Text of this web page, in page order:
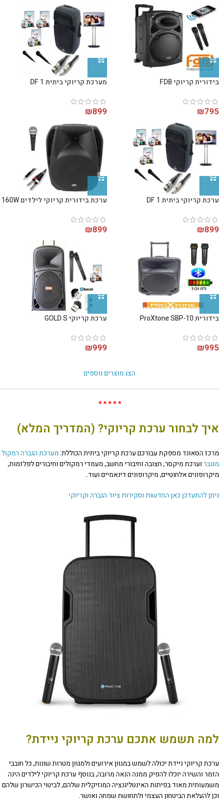
בידורית קריוקי FDB
₪795
מערכת קריוקי ביתית DF 1
₪899
ערכת קריוקי ביתית DF 1
₪899
ערכת בידורית קריוקי לילדים 160W
₪899
בידורית ProXtone SBP-10
₪995
ערכת קריוקי GOLD S
₪999
הצג מוצרים נוספים
* * * * *
איך לבחור ערכת קריוקי? (המדריך המלא)
מרכז הסאונד מספקת עבורכם ערכת קריוקי ביתית הכוללת:מערכת הגברהרמקול
מוגברוערכת מיקסר, חצובה וחיבורי מחשב, מעמדי רמקולים וחיבורים לפלזמות,
מיקרופונים אלחוטיים, מיקרופונים דינאמיים ועוד..
ניתן להתעדכן כאן החדשות וסקירות ציוד הגברה וקריוקי
למה תשמש אתכם ערכת קריוקי ניידת?
ערכת קריוקי ניידת יכולה לשמש במגוון אירועים ולמגוון מטרות שונות, כל חובבי
הזמר והשירה יוכלו להפיק ממנה הנאה מרובה, בנוסף ערכת קריוקי לילדים הינה
משמעותית מאוד בפיתות האינטליגנציה המוזיקלית שלהם, לביטוי הכישרון שלהם
וכן להעלאת הביטחון העצמי ולתחושת שמחה ואושר.